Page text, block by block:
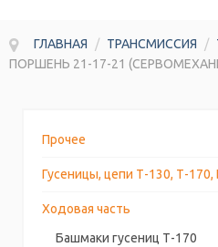
ГЛАВНАЯ / ТРАНСМИССИЯ /
ПОРШЕНЬ 21-17-21
Прочее
Гусеницы, цепи Т-130, Т-170,
Ходовая часть
Башмаки гусениц Т-170